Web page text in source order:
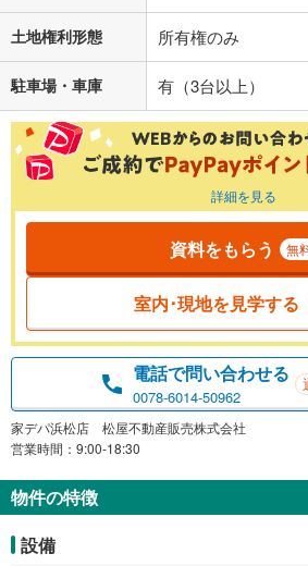
土地権利形態 所有権のみ
駐車場・車庫 有（3台以上）
詳細を見る
資料をもらう 無
室内･現地を見学する
電話で問い合わせる
0078-6014-50962
家デパ浜松店 松屋不動産販売株式会社
営業時間：9:00-18:30
物件の特徴
設備